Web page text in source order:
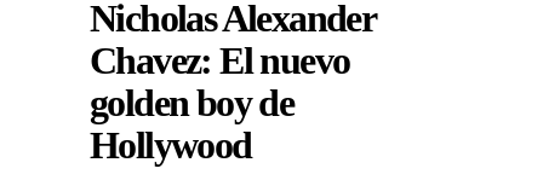
Nicholas Alexander
Chavez: El nuevo
golden boy de
Hollywood